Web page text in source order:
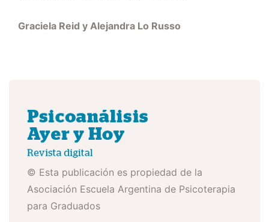
Graciela Reid y Alejandra Lo Russo
© Esta publicación es propiedad de la
Asociación Escuela Argentina de Psicoterapia
para Graduados